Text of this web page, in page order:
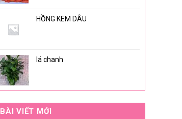
HỒNG KEM DÂU
lá chanh
BÀI VIẾT MỚI